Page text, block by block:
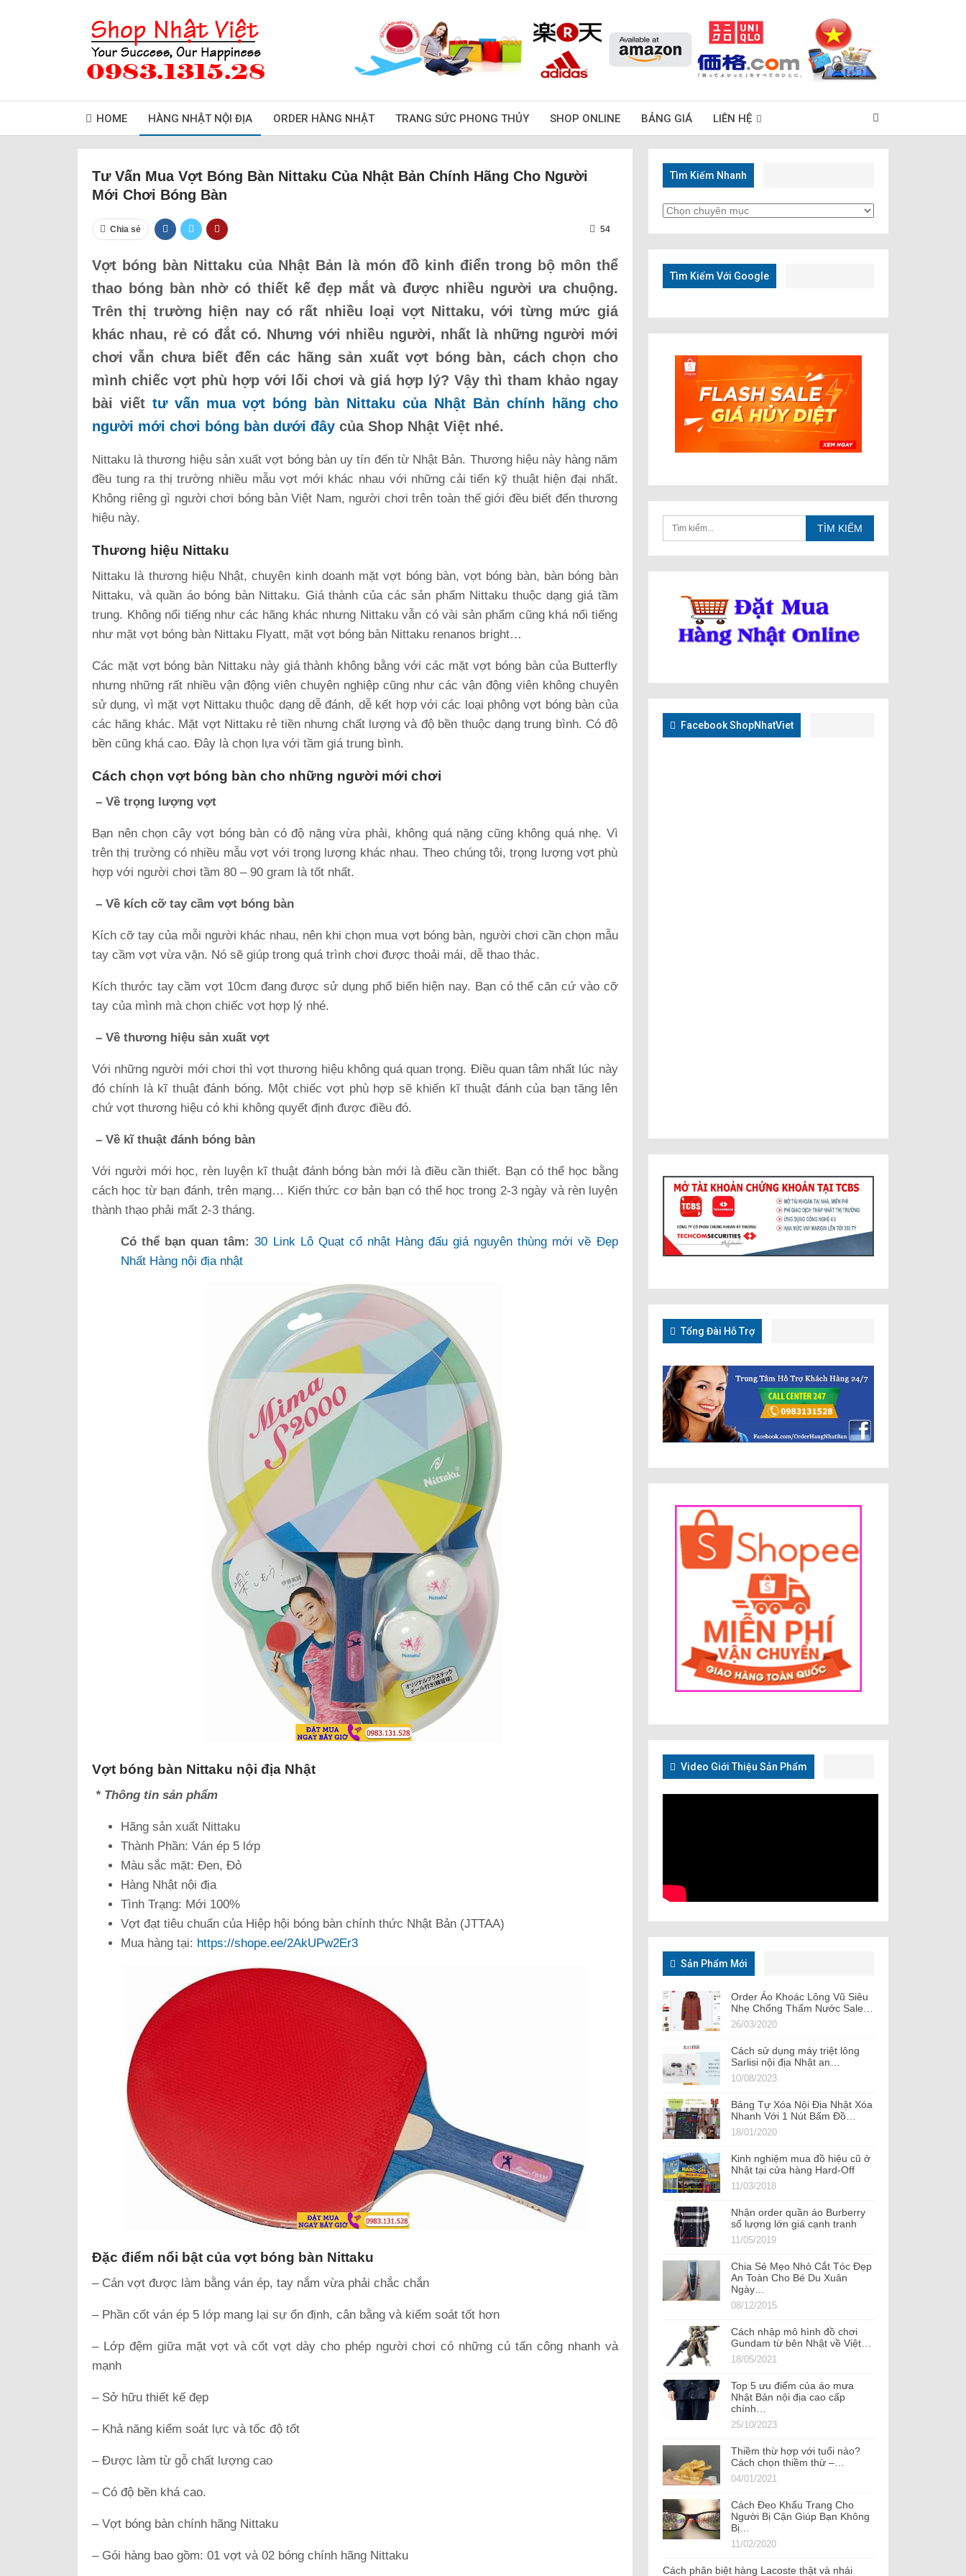
HOME HÀNG NHẬT NỘI ĐỊA ORDER HÀNG NHẬT TRANG SỨC PHONG THỦY SHOP ONLINE BẢNG GIÁ LIÊN HỆ
Tư Vấn Mua Vợt Bóng Bàn Nittaku Của Nhật Bản Chính Hãng Cho Người
Mới Chơi Bóng Bàn
Chia sẻ 54
Vợt bóng bàn Nittaku của Nhật Bản là món đồ kinh điển trong bộ môn thể
thao bóng bàn nhờ có thiết kế đẹp mắt và được nhiều người ưa chuộng.
Trên thị trường hiện nay có rất nhiều loại vợt Nittaku, với từng mức giá
khác nhau, rẻ có đắt có. Nhưng với nhiều người, nhất là những người mới
chơi vẫn chưa biết đến các hãng sản xuất vợt bóng bàn, cách chọn cho
mình chiếc vợt phù hợp với lối chơi và giá hợp lý? Vậy thì tham khảo ngay
bài viếttư vấn mua vợt bóng bàn Nittaku của Nhật Bản chính hãng cho
người mới chơi bóng bàn dưới đây của Shop Nhật Việt nhé.
Nittaku là thương hiệu sản xuất vợt bóng bàn uy tín đến từ Nhật Bản. Thương hiệu này hàng năm
đều tung ra thị trường nhiều mẫu vợt mới khác nhau với những cải tiến kỹ thuật hiện đại nhất.
Không riêng gì người chơi bóng bàn Việt Nam, người chơi trên toàn thế giới đều biết đến thương
hiệu này.
Thương hiệu Nittaku
Nittaku là thương hiệu Nhật, chuyên kinh doanh mặt vợt bóng bàn, vợt bóng bàn, bàn bóng bàn
Nittaku, và quần áo bóng bàn Nittaku. Giá thành của các sản phẩm Nittaku thuộc dạng giá tầm
trung. Không nổi tiếng như các hãng khác nhưng Nittaku vẫn có vài sản phẩm cũng khá nổi tiếng
như mặt vợt bóng bàn Nittaku Flyatt, mặt vợt bóng bàn Nittaku renanos bright…
Các mặt vợt bóng bàn Nittaku này giá thành không bằng với các mặt vợt bóng bàn của Butterfly
nhưng những rất nhiều vận động viên chuyên nghiệp cũng như các vận động viên không chuyên
sử dụng, vì mặt vợt Nittaku thuộc dạng dễ đánh, dễ kết hợp với các loại phông vợt bóng bàn của
các hãng khác. Mặt vợt Nittaku rẻ tiền nhưng chất lượng và độ bền thuộc dạng trung bình. Có độ
bền cũng khá cao. Đây là chọn lựa với tầm giá trung bình.
Cách chọn vợt bóng bàn cho những người mới chơi
– Về trọng lượng vợt
Bạn nên chọn cây vợt bóng bàn có độ nặng vừa phải, không quá nặng cũng không quá nhẹ. Vì
trên thị trường có nhiều mẫu vợt với trọng lượng khác nhau. Theo chúng tôi, trọng lượng vợt phù
hợp với người chơi tầm 80 – 90 gram là tốt nhất.
– Về kích cỡ tay cầm vợt bóng bàn
Kích cỡ tay của mỗi người khác nhau, nên khi chọn mua vợt bóng bàn, người chơi cần chọn mẫu
tay cầm vợt vừa vặn. Nó sẽ giúp trong quá trình chơi được thoải mái, dễ thao thác.
Kích thước tay cầm vợt 10cm đang được sử dụng phổ biến hiện nay. Bạn có thể căn cứ vào cỡ
tay của mình mà chọn chiếc vợt hợp lý nhé.
– Về thương hiệu sản xuất vợt
Với những người mới chơi thì vợt thương hiệu không quá quan trọng. Điều quan tâm nhất lúc này
đó chính là kĩ thuật đánh bóng. Một chiếc vợt phù hợp sẽ khiến kĩ thuật đánh của bạn tăng lên
chứ vợt thương hiệu có khi không quyết định được điều đó.
– Về kĩ thuật đánh bóng bàn
Với người mới học, rèn luyện kĩ thuật đánh bóng bàn mới là điều cần thiết. Bạn có thể học bằng
cách học từ bạn đánh, trên mạng… Kiến thức cơ bản bạn có thể học trong 2-3 ngày và rèn luyện
thành thạo phải mất 2-3 tháng.
Có thể bạn quan tâm: 30 Link Lô Quạt cổ nhật Hàng đấu giá nguyên thùng mới về Đẹp
Nhất Hàng nội địa nhật
Vợt bóng bàn Nittaku nội địa Nhật
* Thông tin sản phẩm
Hãng sản xuất Nittaku
Thành Phần: Ván ép 5 lớp
Màu sắc mặt: Đen, Đỏ
Hàng Nhật nội địa
Tình Trạng: Mới 100%
Vợt đạt tiêu chuẩn của Hiệp hội bóng bàn chính thức Nhật Bản (JTTAA)
Mua hàng tại: https://shope.ee/2AkUPw2Er3
Đặc điểm nổi bật của vợt bóng bàn Nittaku
– Cán vợt được làm bằng ván ép, tay nắm vừa phải chắc chắn
– Phần cốt ván ép 5 lớp mang lại sự ổn định, cân bằng và kiểm soát tốt hơn
– Lớp đệm giữa mặt vợt và cốt vợt dày cho phép người chơi có những cú tấn công nhanh và
mạnh
– Sở hữu thiết kế đẹp
– Khả năng kiểm soát lực và tốc độ tốt
– Được làm từ gỗ chất lượng cao
– Có độ bền khá cao.
– Vợt bóng bàn chính hãng Nittaku
– Gói hàng bao gồm: 01 vợt và 02 bóng chính hãng Nittaku
Tìm Kiếm Nhanh
Tìm
Tìm Kiếm Với Google
Facebook ShopNhatViet
Tổng Đài Hỗ Trợ
Video Giới Thiệu Sản Phẩm
Sản Phẩm Mới
Order Áo Khoác Lông Vũ Siêu
Nhẹ Chống Thấm Nước Sale…
26/03/2020
Cách sử dụng máy triệt lông
Sarlisi nội địa Nhật an…
10/08/2023
Bảng Tự Xóa Nội Địa Nhật Xóa
Nhanh Với 1 Nút Bấm‎ Đồ…
18/01/2020
Kinh nghiệm mua đồ hiệu cũ ở
Nhật tại cửa hàng Hard-Off
11/03/2018
Nhận order quần áo Burberry
số lượng lớn giá cạnh tranh
11/05/2019
Chia Sẻ Mẹo Nhỏ Cắt Tóc Đẹp
An Toàn Cho Bé Du Xuân
Ngày…
08/12/2015
Cách nhập mô hình đồ chơi
Gundam từ bên Nhật về Việt…
18/05/2021
Top 5 ưu điểm của áo mưa
Nhật Bản nội địa cao cấp
chính…
25/10/2023
Thiềm thừ hợp với tuổi nào?
Cách chọn thiềm thừ –…
04/01/2021
Cách Đeo Khẩu Trang Cho
Người Bị Cận Giúp Bạn Không
Bị…
11/02/2020
Cách phân biệt hàng Lacoste thật và nhái